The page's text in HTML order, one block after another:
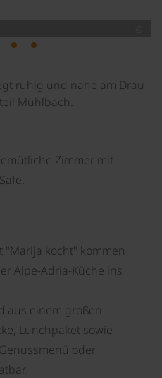
ruhig und nahe am Drau-
Mühlbach.
Zimmer mit
kocht" kommen
Alpe-Adria-Küche ins
aus einem großen
Lunchpaket sowie
oder